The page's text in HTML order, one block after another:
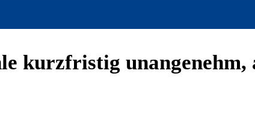
kurzfristig